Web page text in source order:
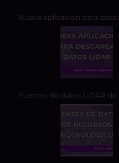
Nueva aplicación para
Fuentes de datos LiDAR